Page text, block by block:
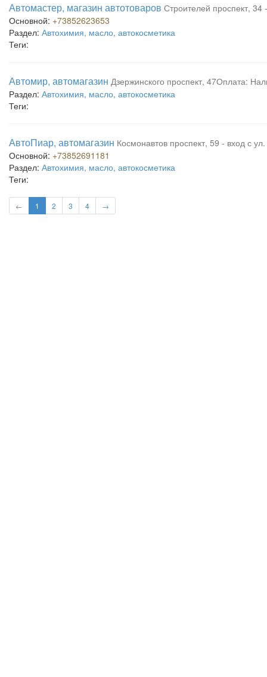
Автомастер, магазин автотоваров Строителей проспект, 34
Основной: +73852623653
Раздел: Автохимия, масло, автокосметика
Теги:
Автомир, автомагазин Дзержинского проспект, 47Оплата:
Раздел: Автохимия, масло, автокосметика
Теги:
АвтоПиар, автомагазин Космонавтов проспект, 59 - вход с
Основной: +73852691181
Раздел: Автохимия, масло, автокосметика
Теги:
← 1 2 3 4 →